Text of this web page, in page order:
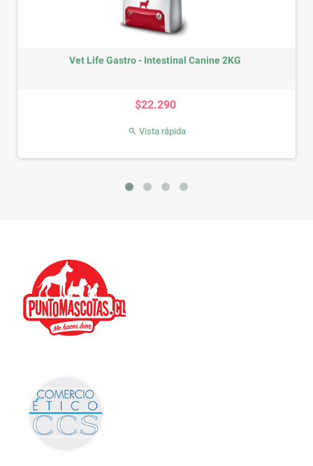
Vet Life Gastro - Intestinal Canine 2KG
$22.290
 Vista rápida